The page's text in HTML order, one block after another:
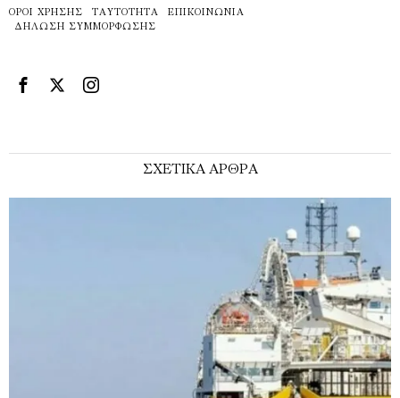
ΌΡΟΙ ΧΡΉΣΗΣ ΤΑΥΤΌΤΗΤΑ
ΕΠΙΚΟΙΝΩΝΊΑ
ΔΉΛΩΣΗ ΣΥΜΜΌΡΦΩΣΗΣ
ΣΧΕΤΙΚΑ ΑΡΘΡΑ